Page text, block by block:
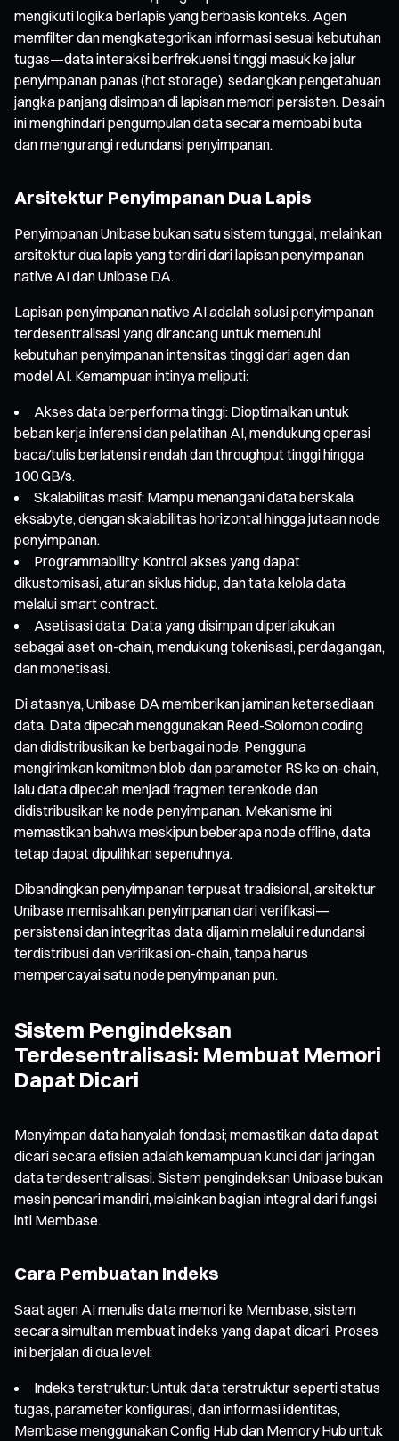
mengikuti logika berlapis yang berbasis konteks. Agen
memfilter dan mengkategorikan informasi sesuai kebutuhan
tugas—data interaksi berfrekuensi tinggi masuk ke jalur
penyimpanan panas (hot storage), sedangkan pengetahuan
jangka panjang disimpan di lapisan memori persisten. Desain
ini menghindari pengumpulan data secara membabi buta
dan mengurangi redundansi penyimpanan.
Arsitektur Penyimpanan Dua Lapis
Penyimpanan Unibase bukan satu sistem tunggal, melainkan
arsitektur dua lapis yang terdiri dari lapisan penyimpanan
native AI dan Unibase DA.
Lapisan penyimpanan native AI adalah solusi penyimpanan
terdesentralisasi yang dirancang untuk memenuhi
kebutuhan penyimpanan intensitas tinggi dari agen dan
model AI. Kemampuan intinya meliputi:
Akses data berperforma tinggi: Dioptimalkan untuk
beban kerja inferensi dan pelatihan AI, mendukung operasi
baca/tulis berlatensi rendah dan throughput tinggi hingga
100 GB/s.
Skalabilitas masif: Mampu menangani data berskala
eksabyte, dengan skalabilitas horizontal hingga jutaan node
penyimpanan.
Programmability: Kontrol akses yang dapat
dikustomisasi, aturan siklus hidup, dan tata kelola data
melalui smart contract.
Asetisasi data: Data yang disimpan diperlakukan
sebagai aset on-chain, mendukung tokenisasi, perdagangan,
dan monetisasi.
Di atasnya, Unibase DA memberikan jaminan ketersediaan
data. Data dipecah menggunakan Reed-Solomon coding
dan didistribusikan ke berbagai node. Pengguna
mengirimkan komitmen blob dan parameter RS ke on-chain,
lalu data dipecah menjadi fragmen terenkode dan
didistribusikan ke node penyimpanan. Mekanisme ini
memastikan bahwa meskipun beberapa node offline, data
tetap dapat dipulihkan sepenuhnya.
Dibandingkan penyimpanan terpusat tradisional, arsitektur
Unibase memisahkan penyimpanan dari verifikasi—
persistensi dan integritas data dijamin melalui redundansi
terdistribusi dan verifikasi on-chain, tanpa harus
mempercayai satu node penyimpanan pun.
Sistem Pengindeksan
Terdesentralisasi: Membuat Memori
Dapat Dicari
Menyimpan data hanyalah fondasi; memastikan data dapat
dicari secara efisien adalah kemampuan kunci dari jaringan
data terdesentralisasi. Sistem pengindeksan Unibase bukan
mesin pencari mandiri, melainkan bagian integral dari fungsi
inti Membase.
Cara Pembuatan Indeks
Saat agen AI menulis data memori ke Membase, sistem
secara simultan membuat indeks yang dapat dicari. Proses
ini berjalan di dua level:
Indeks terstruktur: Untuk data terstruktur seperti status
tugas, parameter konfigurasi, dan informasi identitas,
Membase menggunakan Config Hub dan Memory Hub untuk